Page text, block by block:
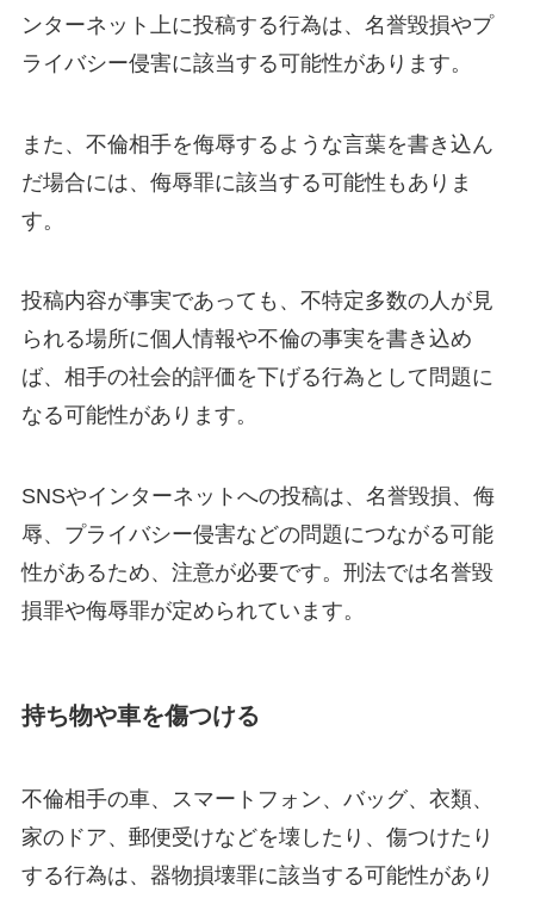
ンターネット上に投稿する行為は、名誉毀損やプ
ライバシー侵害に該当する可能性があります。
また、不倫相手を侮辱するような言葉を書き込ん
だ場合には、侮辱罪に該当する可能性もありま
す。
投稿内容が事実であっても、不特定多数の人が見
られる場所に個人情報や不倫の事実を書き込め
ば、相手の社会的評価を下げる行為として問題に
なる可能性があります。
SNSやインターネットへの投稿は、名誉毀損、侮
辱、プライバシー侵害などの問題につながる可能
性があるため、注意が必要です。刑法では名誉毀
損罪や侮辱罪が定められています。
持ち物や車を傷つける
不倫相手の車、スマートフォン、バッグ、衣類、
家のドア、郵便受けなどを壊したり、傷つけたり
する行為は、器物損壊罪に該当する可能性があり